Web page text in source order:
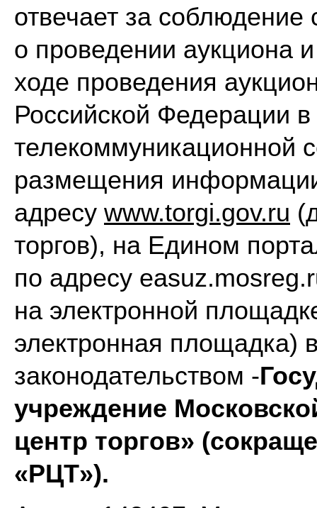
отвечает за
о проведении аукциона
ходе проведения
Российской Федерации
телекоммуникационной
размещения
адресу www.torgi.gov.ru
торгов), на Едином
по адресу
на электронной
электронная площадка)
законодательством -
учреждение
центр торгов»
«РЦТ»).